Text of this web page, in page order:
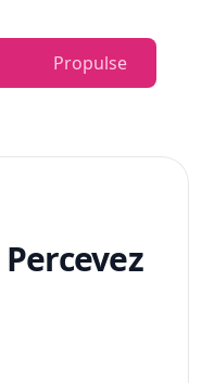
Propulse
Percevez